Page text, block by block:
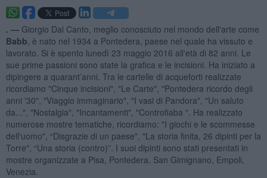
. — Giorgio Dal Canto, meglio conosciuto nel mondo dell'arte come
Babb , è nato nel 1934 a Pontedera, paese nel quale ha vissuto e
lavorato. Si è spento lunedì 23 maggio 2016 all'età di 82 anni. Le
sue prime passioni sono state la grafica e le incisioni. Ha iniziato a
dipingere a quarant’anni. Tra le cartelle di acqueforti realizzate
ricordiamo "Cinque incisioni", "Le Carte", "Pontedera ricordo degli
anni '30", "Viaggio immaginario", "I vasi di Pandora", "Un saluto
da...", "Nostalgia", "Incantamenti", "Controfiaba ". Ha realizzato
numerose mostre tematiche, ricordiamo: "I giochi e le scommesse
dell'uomo", “Disgrazie di un paese", "La storia finita, 26 dipinti per la
Torre", “Una storia (contro)”. I suoi dipinti sono stati presentati in
mostre organizzate a Pisa, Pontedera, San Gimignano, Empoli,
Venezia.